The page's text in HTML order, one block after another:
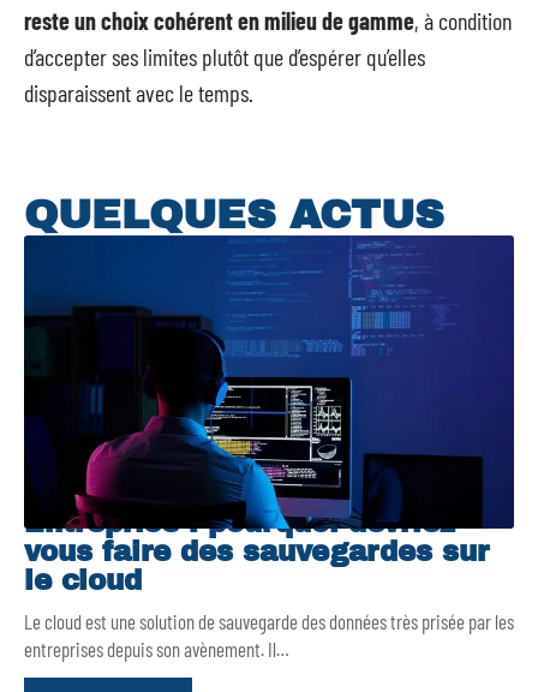
reste un choix cohérent en milieu de gamme, à condition
d’accepter ses limites plutôt que d’espérer qu’elles
disparaissent avec le temps.
QUELQUES ACTUS
Entreprise : pourquoi devriez-
vous faire des sauvegardes sur
le cloud
Le cloud est une solution de sauvegarde des données très prisée par les
entreprises depuis son avènement. Il…